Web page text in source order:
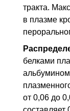
тракта.
в плазме
белками
от 0,06 до